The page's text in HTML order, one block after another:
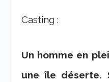
Casting :
Un homme en
une île déserte.